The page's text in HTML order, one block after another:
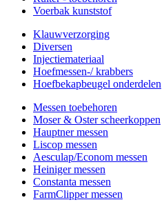
Voerbak kunststof
Klauwverzorging
Diversen
Injectiemateriaal
Hoefmessen-/ krabbers
Hoefbekapbeugel onderdelen
Messen toebehoren
Moser & Oster scheerkoppen
Hauptner messen
Liscop messen
Aesculap/Econom messen
Heiniger messen
Constanta messen
FarmClipper messen